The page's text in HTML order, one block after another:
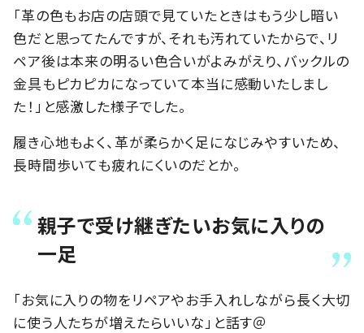
「革の色もお店の店頭で見ていたときはもう少し暗い
色だと思ってたんですが、それも汚れていたからで、リ
ペア後は本来の明るい色合いがよみがえり、バックルの
金具もピカピカになっていて本当に感動いたしまし
た！」と感激した様子でした。
履き心地もよく、革が柔らかく足になじみやすいため、
長時間歩いても疲れにくいのだとか。
親子で受け継ぎたいお気に入りの
一足
「お気に入りの物をリペアやお手入れしながら長く大切
に使う人たちが増えたらいいな」と話す＠